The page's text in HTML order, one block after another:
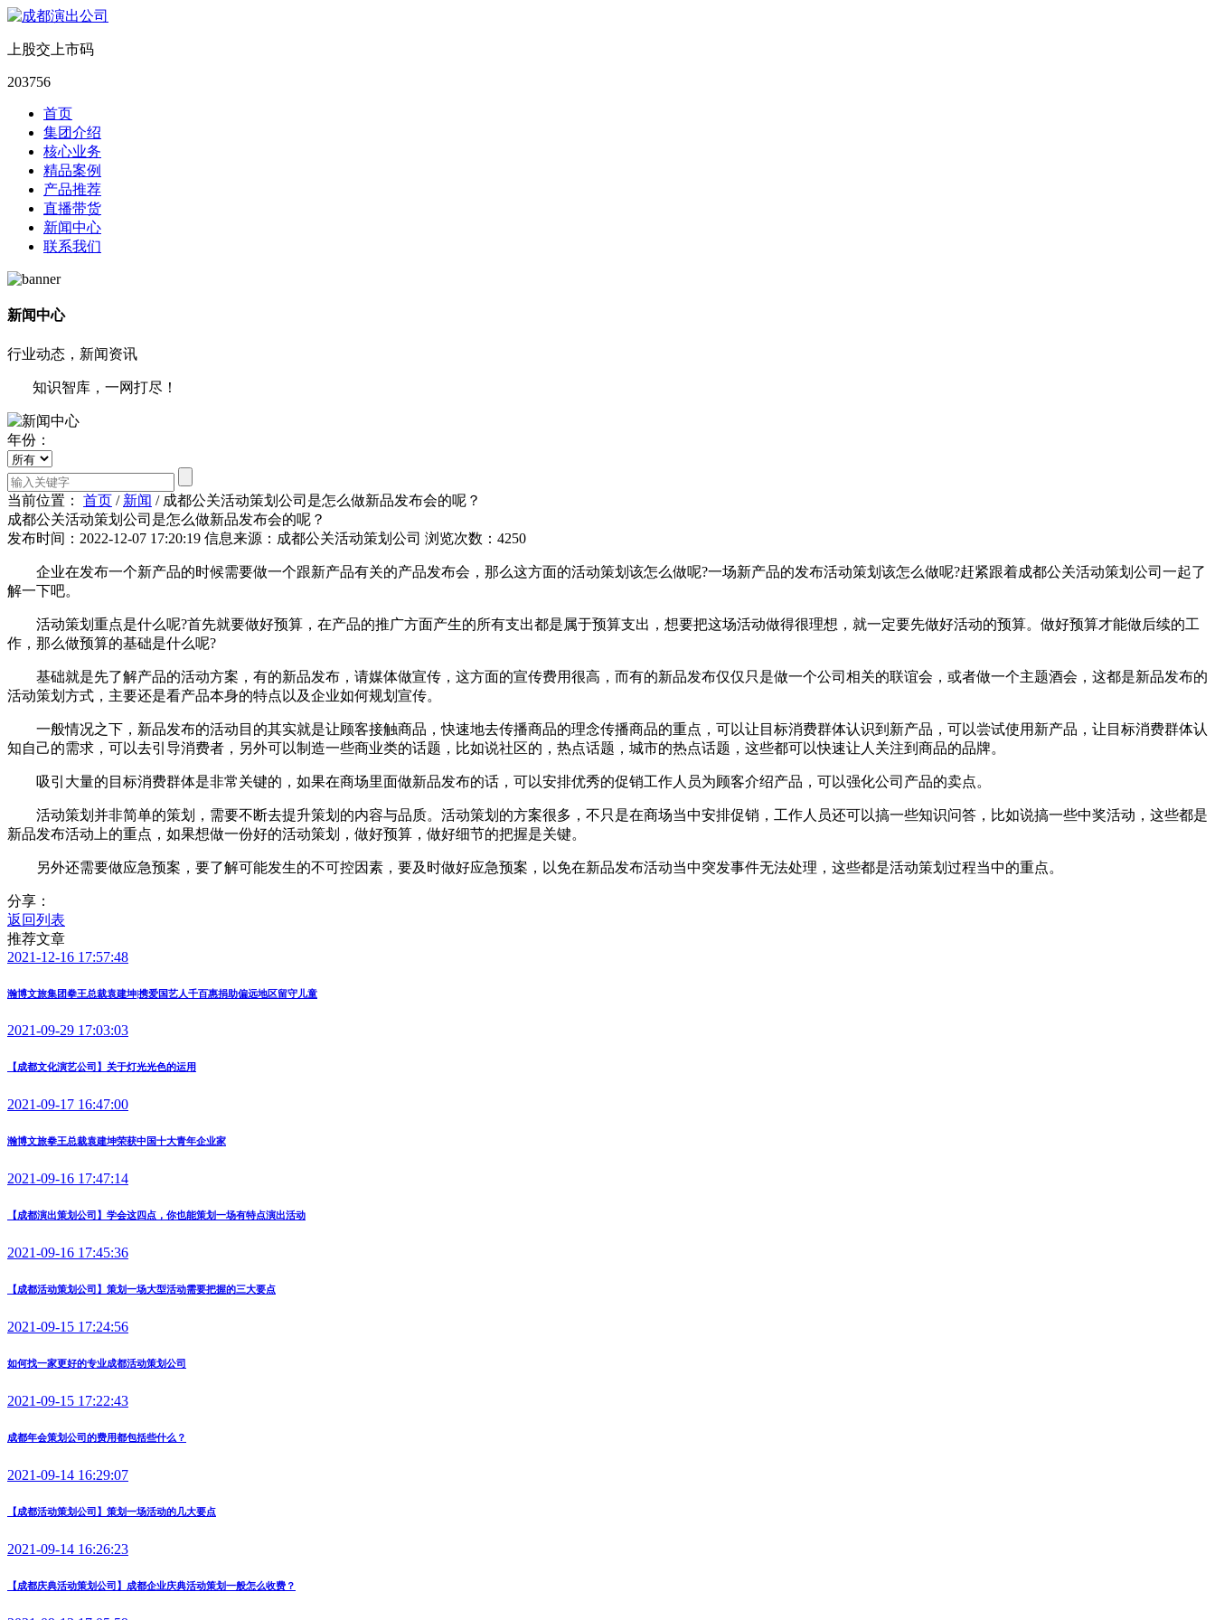
上股交上市码
203756
首页
集团介绍
核心业务
精品案例
产品推荐
直播带货
新闻中心
联系我们
新闻中心
行业动态，新闻资讯
知识智库，一网打尽！
年份：
当前位置： 首页 / 新闻 / 成都公关活动策划公司是怎么做新品发布会的呢？
成都公关活动策划公司是怎么做新品发布会的呢？
发布时间：2022-12-07 17:20:19 信息来源：成都公关活动策划公司 浏览次数：4250
企业在发布一个新产品的时候需要做一个跟新产品有关的产品发布会，那么这方面的活动策划该怎么做呢?一场新产品的发布活动策划该怎么做呢?赶紧跟着成都公关活动策划公司一起了
解一下吧。
活动策划重点是什么呢?首先就要做好预算，在产品的推广方面产生的所有支出都是属于预算支出，想要把这场活动做得很理想，就一定要先做好活动的预算。做好预算才能做后续的工
作，那么做预算的基础是什么呢?
基础就是先了解产品的活动方案，有的新品发布，请媒体做宣传，这方面的宣传费用很高，而有的新品发布仅仅只是做一个公司相关的联谊会，或者做一个主题酒会，这都是新品发布的
活动策划方式，主要还是看产品本身的特点以及企业如何规划宣传。
一般情况之下，新品发布的活动目的其实就是让顾客接触商品，快速地去传播商品的理念传播商品的重点，可以让目标消费群体认识到新产品，可以尝试使用新产品，让目标消费群体认
知自己的需求，可以去引导消费者，另外可以制造一些商业类的话题，比如说社区的，热点话题，城市的热点话题，这些都可以快速让人关注到商品的品牌。
吸引大量的目标消费群体是非常关键的，如果在商场里面做新品发布的话，可以安排优秀的促销工作人员为顾客介绍产品，可以强化公司产品的卖点。
活动策划并非简单的策划，需要不断去提升策划的内容与品质。活动策划的方案很多，不只是在商场当中安排促销，工作人员还可以搞一些知识问答，比如说搞一些中奖活动，这些都是
新品发布活动上的重点，如果想做一份好的活动策划，做好预算，做好细节的把握是关键。
另外还需要做应急预案，要了解可能发生的不可控因素，要及时做好应急预案，以免在新品发布活动当中突发事件无法处理，这些都是活动策划过程当中的重点。
分享：
返回列表
推荐文章
2021-12-16 17:57:48
瀚博文旅集团拳王总裁袁建坤|携爱国艺人千百惠捐助偏远地区留守儿童
2021-09-29 17:03:03
【成都文化演艺公司】关于灯光光色的运用
2021-09-17 16:47:00
瀚博文旅拳王总裁袁建坤荣获中国十大青年企业家
2021-09-16 17:47:14
【成都演出策划公司】学会这四点，你也能策划一场有特点演出活动
2021-09-16 17:45:36
【成都活动策划公司】策划一场大型活动需要把握的三大要点
2021-09-15 17:24:56
如何找一家更好的专业成都活动策划公司
2021-09-15 17:22:43
成都年会策划公司的费用都包括些什么？
2021-09-14 16:29:07
【成都活动策划公司】策划一场活动的几大要点
2021-09-14 16:26:23
【成都庆典活动策划公司】成都企业庆典活动策划一般怎么收费？